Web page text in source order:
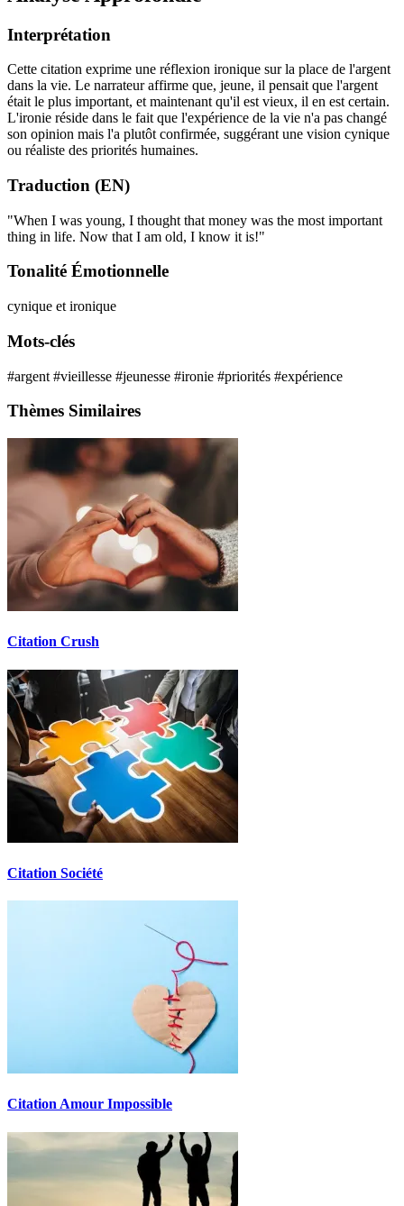
Interprétation
Cette citation exprime une réflexion ironique sur la place de l'argent
dans la vie. Le narrateur affirme que, jeune, il pensait que l'argent
était le plus important, et maintenant qu'il est vieux, il en est certain.
L'ironie réside dans le fait que l'expérience de la vie n'a pas changé
son opinion mais l'a plutôt confirmée, suggérant une vision cynique
ou réaliste des priorités humaines.
Traduction (EN)
"When I was young, I thought that money was the most important
thing in life. Now that I am old, I know it is!"
Tonalité Émotionnelle
cynique et ironique
Mots-clés
#argent #vieillesse #jeunesse #ironie #priorités #expérience
Thèmes Similaires
Citation Crush
Citation Société
Citation Amour Impossible